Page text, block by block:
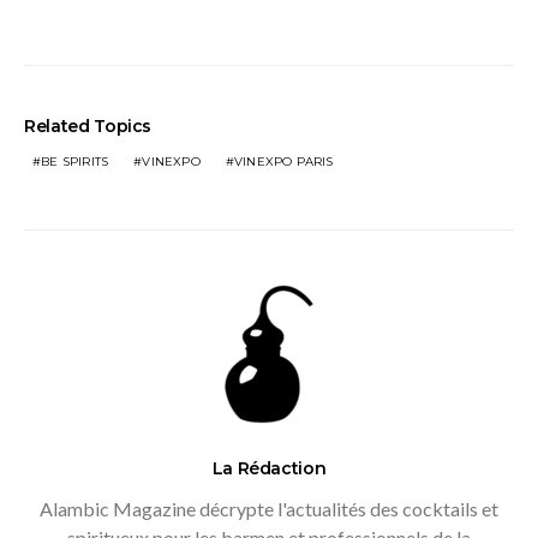
Related Topics
BE SPIRITS VINEXPO VINEXPO PARIS
La Rédaction
Alambic Magazine décrypte l'actualités des cocktails et